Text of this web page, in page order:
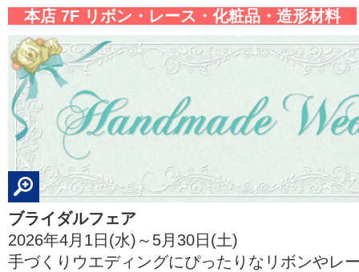
本店 7F リボン・レース・化粧品・造形材料
ブライダルフェア
2026年4月1日(水)～5月30日(土)
手づくりウエディングにぴったりなリボンやレ